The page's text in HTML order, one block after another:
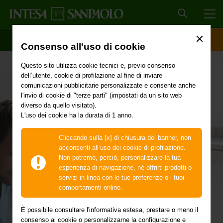
Consenso all'uso di cookie
Questo sito utilizza cookie tecnici e, previo consenso
dell’utente, cookie di profilazione al fine di inviare
comunicazioni pubblicitarie personalizzate e consente anche
l'invio di cookie di "terze parti" (impostati da un sito web
diverso da quello visitato).
L'uso dei cookie ha la durata di 1 anno.
Cliccando sulla [x] di chiusura del banner, non
acconsenti all’uso dei cookie di profilazione.
Non potremo, perciò, personalizzare la tua
esperienza di navigazione, né offrirti prodotti o
servizi in linea con le tue preferenze o i tuoi
comportamenti online.
È possibile consultare l'informativa estesa, prestare o meno il
consenso ai cookie o personalizzarne la configurazione e
Segnalazione
Sinistro
Segnala in pochi passi un sinistro
sulla tua polizza danni
Lo puoi fare direttamente dalla banca online: ti guidiamo
nella segnalazione dalla descrizione dell’evento fino